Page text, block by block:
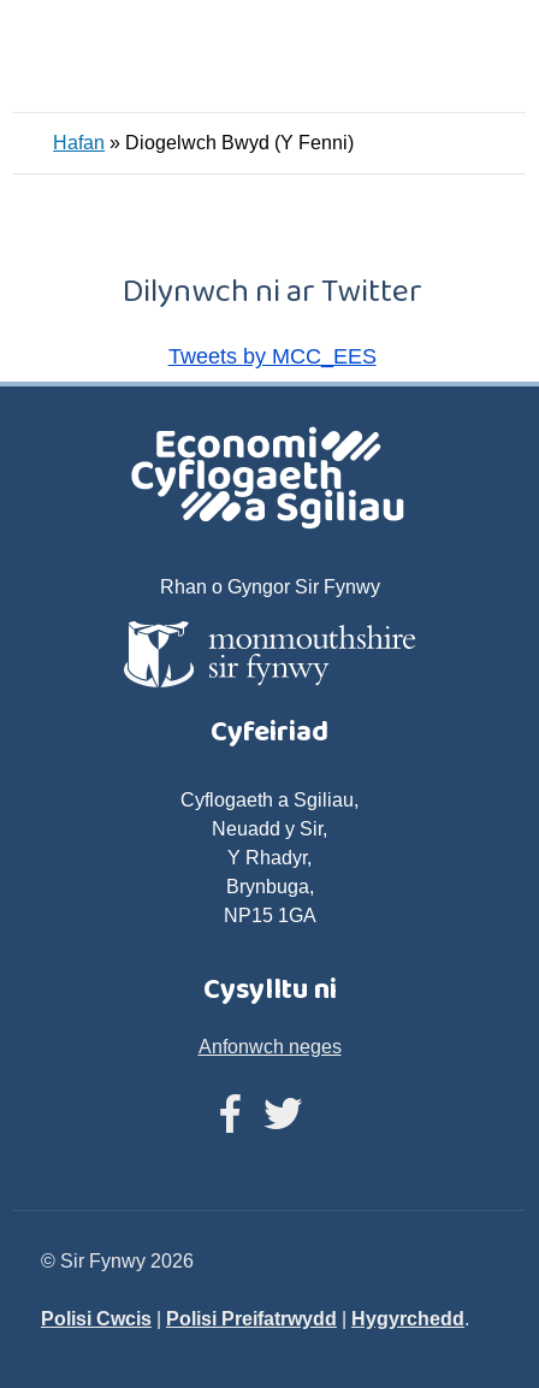
Hafan » Diogelwch Bwyd (Y Fenni)
Dilynwch ni ar Twitter
Tweets by MCC_EES
Rhan o Gyngor Sir Fynwy
Cyfeiriad
Cyflogaeth a Sgiliau,
Neuadd y Sir,
Y Rhadyr,
Brynbuga,
NP15 1GA
Cysylltu ni
Anfonwch neges
© Sir Fynwy 2026
Polisi Cwcis| Polisi Preifatrwydd Hygyrchedd .